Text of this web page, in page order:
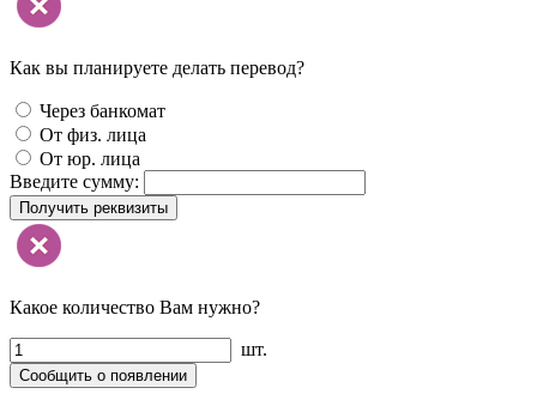
Как вы планируете делать перевод?
Через банкомат
От физ. лица
От юр. лица
Введите сумму:
Получить реквизиты
Какое количество Вам нужно?
шт.
Сообщить о появлении